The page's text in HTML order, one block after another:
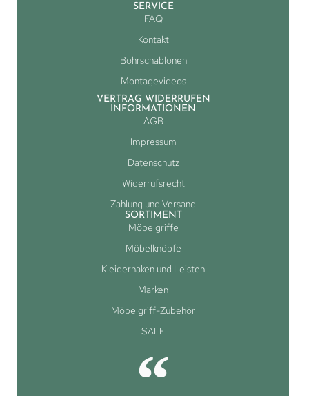
SERVICE
FAQ
Kontakt
Bohrschablonen
Montagevideos
VERTRAG WIDERRUFEN
INFORMATIONEN
AGB
Impressum
Datenschutz
Widerrufsrecht
Zahlung und Versand
SORTIMENT
Möbelgriffe
Möbelknöpfe
Kleiderhaken und Leisten
Marken
Möbelgriff-Zubehör
SALE